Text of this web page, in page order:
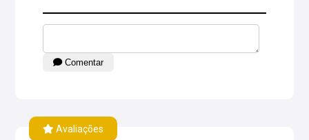
Comentar
Avaliações